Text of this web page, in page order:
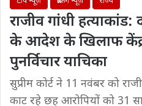
राजीव गांधी हत्याकांड:
के आदेश के खिलाफ केंद्र
पुनर्विचार याचिका
सुप्रीम कोर्ट ने 11 नवंबर को
काट रहे छह आरोपियों को 31